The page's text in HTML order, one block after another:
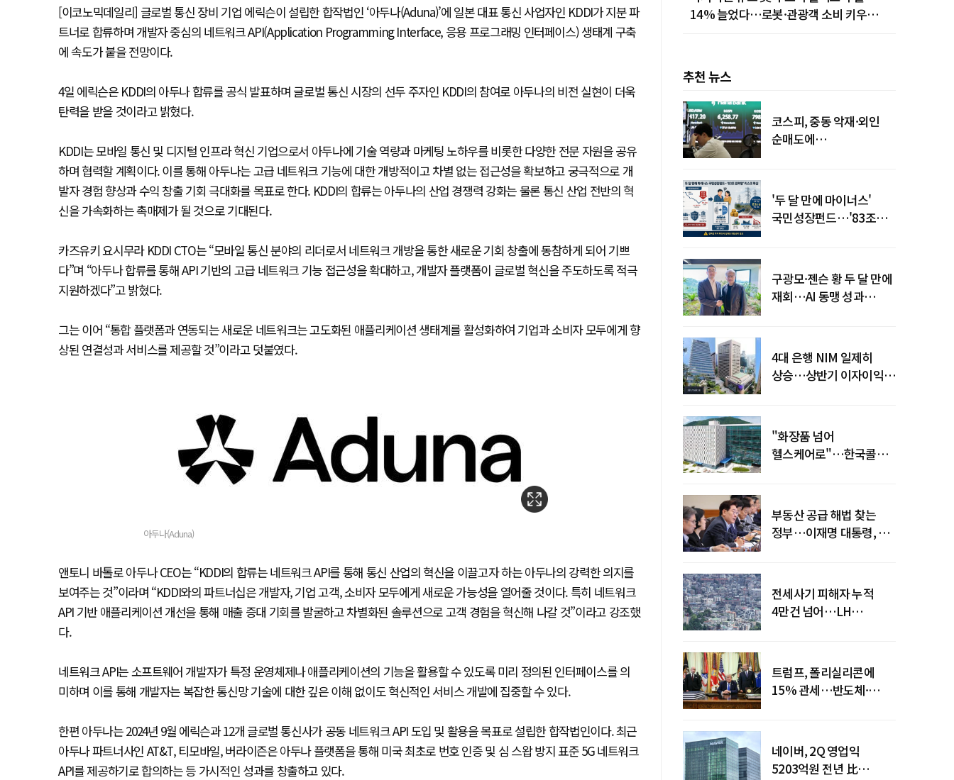
[이코노믹데일리] 글로벌 통신 장비 기업 에릭슨이 설립한 합작법인 ‘아두나(Aduna)’에 일본 대표 통신 사업자인 KDDI가 지분 파
트너로 합류하며 개발자 중심의 네트워크 API(Application Programming Interface, 응용 프로그래밍 인터페이스) 생태계 구축
에 속도가 붙을 전망이다.
4일 에릭슨은 KDDI의 아두나 합류를 공식 발표하며 글로벌 통신 시장의 선두 주자인 KDDI의 참여로 아두나의 비전 실현이 더욱
탄력을 받을 것이라고 밝혔다.
KDDI는 모바일 통신 및 디지털 인프라 혁신 기업으로서 아두나에 기술 역량과 마케팅 노하우를 비롯한 다양한 전문 자원을 공유
하며 협력할 계획이다. 이를 통해 아두나는 고급 네트워크 기능에 대한 개방적이고 차별 없는 접근성을 확보하고 궁극적으로 개
발자 경험 향상과 수익 창출 기회 극대화를 목표로 한다. KDDI의 합류는 아두나의 산업 경쟁력 강화는 물론 통신 산업 전반의 혁
신을 가속화하는 촉매제가 될 것으로 기대된다.
카즈유키 요시무라 KDDI CTO는 “모바일 통신 분야의 리더로서 네트워크 개방을 통한 새로운 기회 창출에 동참하게 되어 기쁘
다”며 “아두나 합류를 통해 API 기반의 고급 네트워크 기능 접근성을 확대하고, 개발자 플랫폼이 글로벌 혁신을 주도하도록 적극
지원하겠다”고 밝혔다.
그는 이어 “통합 플랫폼과 연동되는 새로운 네트워크는 고도화된 애플리케이션 생태계를 활성화하여 기업과 소비자 모두에게 향
상된 연결성과 서비스를 제공할 것”이라고 덧붙였다.
아두나(Aduna)
앤토니 바톨로 아두나 CEO는 “KDDI의 합류는 네트워크 API를 통해 통신 산업의 혁신을 이끌고자 하는 아두나의 강력한 의지를
보여주는 것”이라며 “KDDI와의 파트너십은 개발자, 기업 고객, 소비자 모두에게 새로운 가능성을 열어줄 것이다. 특히 네트워크
API 기반 애플리케이션 개선을 통해 매출 증대 기회를 발굴하고 차별화된 솔루션으로 고객 경험을 혁신해 나갈 것”이라고 강조했
다.
네트워크 API는 소프트웨어 개발자가 특정 운영체제나 애플리케이션의 기능을 활용할 수 있도록 미리 정의된 인터페이스를 의
미하며 이를 통해 개발자는 복잡한 통신망 기술에 대한 깊은 이해 없이도 혁신적인 서비스 개발에 집중할 수 있다.
한편 아두나는 2024년 9월 에릭슨과 12개 글로벌 통신사가 공동 네트워크 API 도입 및 활용을 목표로 설립한 합작법인이다. 최근
아두나 파트너사인 AT&T, 티모바일, 버라이즌은 아두나 플랫폼을 통해 미국 최초로 번호 인증 및 심 스왑 방지 표준 5G 네트워크
API를 제공하기로 합의하는 등 가시적인 성과를 창출하고 있다.
14% 늘었다…로봇·관광객 소비 키우는
추천 뉴스
코스피, 중동 악재·외인
순매도에
'두 달 만에 마이너스'
국민성장펀드…'83조
구광모·젠슨 황 두 달 만에
재회…AI 동맹 성과
4대 은행 NIM 일제히
상승…상반기 이자이익
"화장품 넘어
헬스케어로"…한국콜마,
부동산 공급 해법 찾는
정부…이재명 대통령, 2차
전세사기 피해자 누적
4만건 넘어…LH
트럼프, 폴리실리콘에
15% 관세…반도체·
네이버, 2Q 영업익
5203억원 전년 比